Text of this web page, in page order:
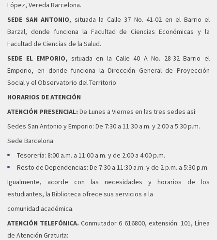
López, Vereda Barcelona.
SEDE SAN ANTONIO, situada la Calle 37 No. 41-02 en el Barrio el
Barzal, donde funciona la Facultad de Ciencias Económicas y la
Facultad de Ciencias de la Salud.
SEDE EL EMPORIO, situada en la Calle 40 A No. 28-32 Barrio el
Emporio, en donde funciona la Dirección General de Proyección
Social y el Observatorio del Territorio
HORARIOS DE ATENCIÓN
ATENCIÓN PRESENCIAL: De Lunes a Viernes en las tres sedes así:
Sedes San Antonio y Emporio: De 7:30 a 11:30 a.m. y 2:00 a 5:30 p.m.
Sede Barcelona:
Tesorería: 8:00 a.m. a 11:00 a.m. y de 2:00 a 4:00 p.m.
Resto de Dependencias: De 7:30 a 11:30 a.m. y de 2 p.m. a 5:30 p.m.
Igualmente, acorde con las necesidades y horarios de los
estudiantes, la Biblioteca ofrece sus servicios a la
comunidad académica.
ATENCIÓN TELEFÓNICA. Conmutador 6 616800, extensión: 101, Línea
de Atención Gratuita: